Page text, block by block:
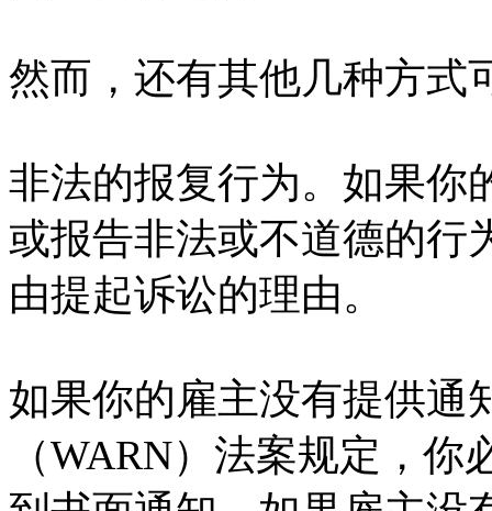
然而，还有其他几种方式
非法的报复行为。如果你
或报告非法或不道德的行
由提起诉讼的理由。
如果你的雇主没有提供通
（WARN）法案规定，